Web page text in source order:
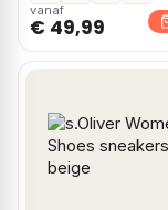
vanaf
€ 49,99